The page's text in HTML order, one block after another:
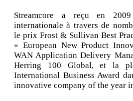
Streamcore a reçu en 2009
internationale à travers de
le prix Frost & Sullivan Best
« European New Product
WAN Application Delivery
Herring 100 Global, et la
International Business Award
innovative company of the year